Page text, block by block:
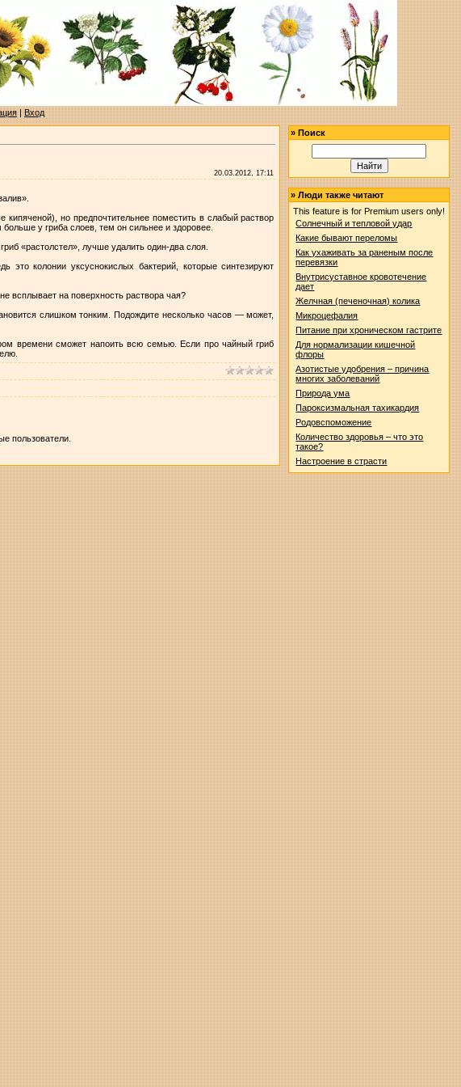
|Вход
20.03.2012, 17:11
но предпочтительнее поместить в слабый раствор
у гриба слоев, тем он сильнее и здоровее.
«растолстел», лучше удалить один-два слоя.
это колонии уксуснокислых бактерий, которые синтезируют
всплывает на поверхность раствора чая?
слишком тонким. Подождите несколько часов — может,
времени сможет напоить всю семью. Если про чайный гриб
пользователи.
»Поиск
»Люди также читают
This feature is for Premium users only!
Солнечный и тепловой удар
Какие бывают переломы
Как ухаживать за раненым после
перевязки
Внутрисуставное кровотечение
дает
Желчная (печеночная) колика
Микроцефалия
Питание при хроническом гастрите
Для нормализации кишечной
флоры
Азотистые удобрения – причина
многих заболеваний
Природа ума
Пароксизмальная тахикардия
Родовспоможение
Количество здоровья – что это
такое?
Настроение в страсти